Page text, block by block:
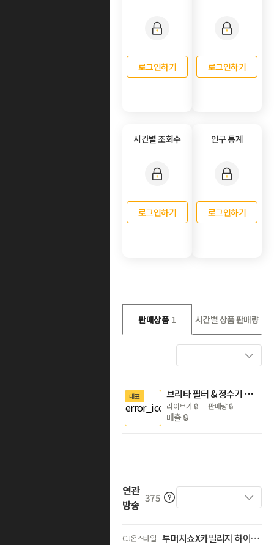
로그인하기 로그인하기
시간별 조회수
로그인하기
인구 통계
로그인하기
판매상품 1 시간별 상품 판매량
대표 브리타 필터 & 정수기 모음전
라이브가🔒 판매량🔒
매출 🔒
연관
방송 375
CJ온스타일 투머치쇼X카빌리지 하이브리드/전기차 특집!+10분 숏머치 수박특가?!